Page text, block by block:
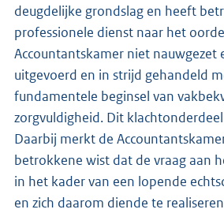
deugdelijke grondslag en heeft
professionele dienst naar het
Accountantskamer niet nauwgezet
uitgevoerd en in strijd gehandeld
fundamentele beginsel van
zorgvuldigheid. Dit
Daarbij merkt de
betrokkene wist dat de vraag aan
in het kader van een lopende
en zich daarom diende te